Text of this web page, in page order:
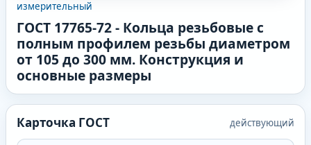
измерительный
ГОСТ 17765-72- Кольца резьбовые с
полным профилем резьбы диаметром
от 105 до 300 мм. Конструкция и
основные размеры
Карточка ГОСТ действующий